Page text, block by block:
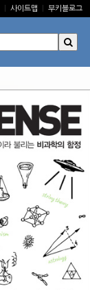
사이트맵 부키블로그